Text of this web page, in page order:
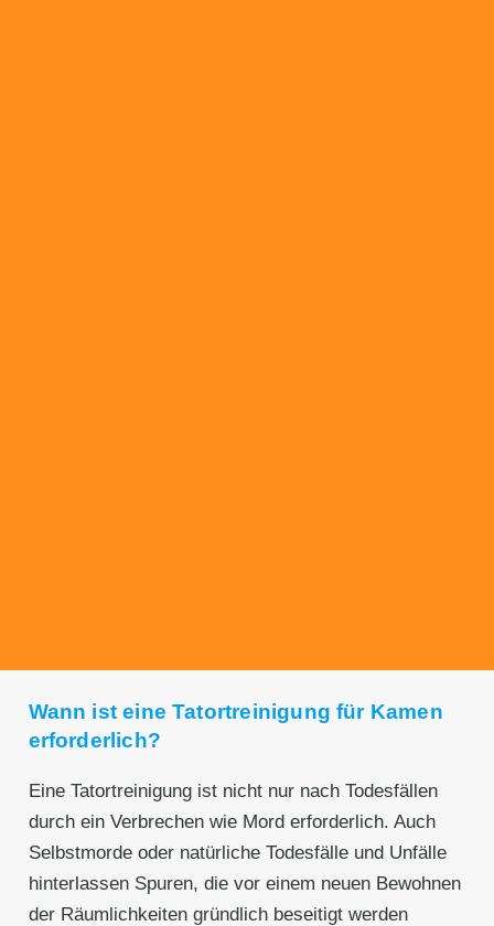
Wann ist eine Tatortreinigung für Kamen
erforderlich?
Eine Tatortreinigung ist nicht nur nach Todesfällen
durch ein Verbrechen wie Mord erforderlich. Auch
Selbstmorde oder natürliche Todesfälle und Unfälle
hinterlassen Spuren, die vor einem neuen Bewohnen
der Räumlichkeiten gründlich beseitigt werden